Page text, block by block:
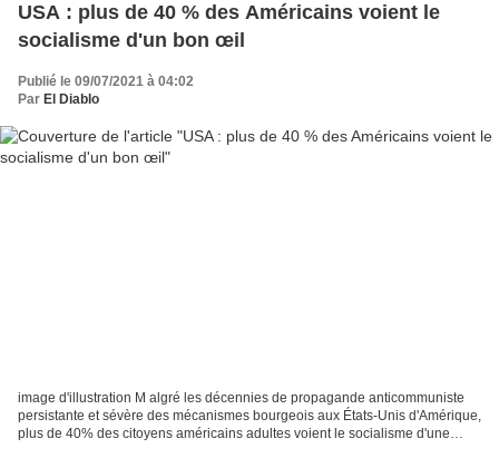
USA : plus de 40 % des Américains voient le
socialisme d'un bon œil
Publié le 09/07/2021 à 04:02
Par El Diablo
image d'illustration M algré les décennies de propagande anticommuniste
persistante et sévère des mécanismes bourgeois aux États-Unis d'Amérique,
plus de 40% des citoyens américains adultes voient le socialisme d'une